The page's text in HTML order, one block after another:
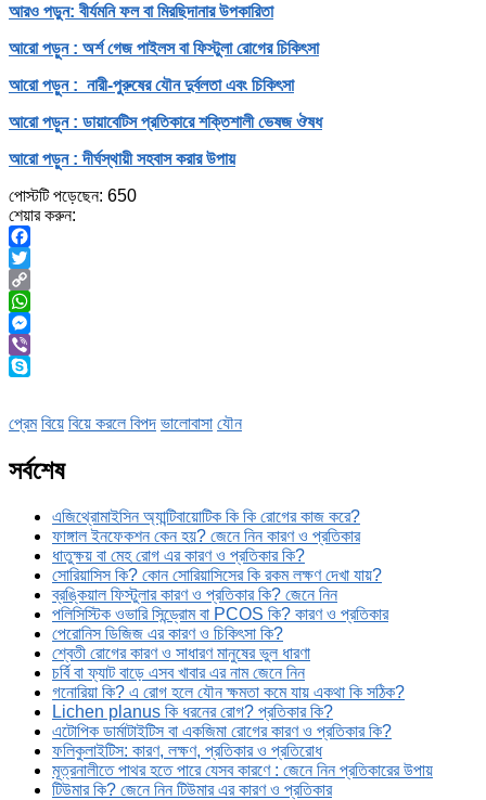
আরও পড়ুন: বীর্যমনি ফল বা মিরছিদানার উপকারিতা
আরো পড়ুন : অর্শ গেজ পাইলস বা ফিস্টুলা রোগের চিকিৎসা
আরো পড়ুন : নারী-পুরুষের যৌন দুর্বলতা এবং চিকিৎসা
আরো পড়ুন : ডায়াবেটিস প্রতিকারে শক্তিশালী ভেষজ ঔষধ
আরো পড়ুন : দীর্ঘস্থায়ী সহবাস করার উপায়
পোস্টটি পড়েছেন: 650
শেয়ার করুন:
Facebook
Twitter
Copy
Link
WhatsApp
Messenger
Viber
প্রেম বিয়ে বিয়ে করলে বিপদ ভালোবাসা যৌন
সর্বশেষ
এজিথ্রোমাইসিন অ্যান্টিবায়োটিক কি কি রোগের কাজ করে?
ফাঙ্গাল ইনফেকশন কেন হয়? জেনে নিন কারণ ও প্রতিকার
ধাতুক্ষয় বা মেহ রোগ এর কারণ ও প্রতিকার কি?
সোরিয়াসিস কি? কোন সোরিয়াসিসের কি রকম লক্ষণ দেখা যায়?
ব্রঙ্কিয়াল ফিস্টুলার কারণ ও প্রতিকার কি? জেনে নিন
পলিসিস্টিক ওভারি সিন্ড্রোম বা PCOS কি? কারণ ও প্রতিকার
পেরোনিস ডিজিজ এর কারণ ও চিকিৎসা কি?
শ্বেতী রোগের কারণ ও সাধারণ মানুষের ভুল ধারণা
চর্বি বা ফ্যাট বাড়ে এসব খাবার এর নাম জেনে নিন
গনোরিয়া কি? এ রোগ হলে যৌন ক্ষমতা কমে যায় একথা কি সঠিক?
Lichen planus কি ধরনের রোগ? প্রতিকার কি?
এটোপিক ডার্মাটাইটিস বা একজিমা রোগের কারণ ও প্রতিকার কি?
ফলিকুলাইটিস: কারণ, লক্ষণ, প্রতিকার ও প্রতিরোধ
মূত্রনালীতে পাথর হতে পারে যেসব কারণে : জেনে নিন প্রতিকারের উপায়
টিউমার কি? জেনে নিন টিউমার এর কারণ ও প্রতিকার